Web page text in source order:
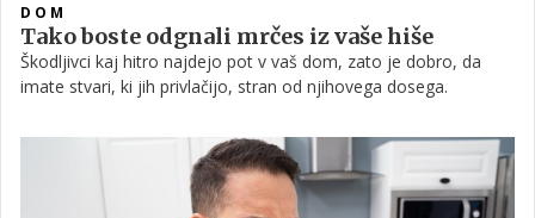
DOM
Tako boste odgnali mrčes iz vaše hiše
Škodljivci kaj hitro najdejo pot v vaš dom, zato je dobro, da
imate stvari, ki jih privlačijo, stran od njihovega dosega.